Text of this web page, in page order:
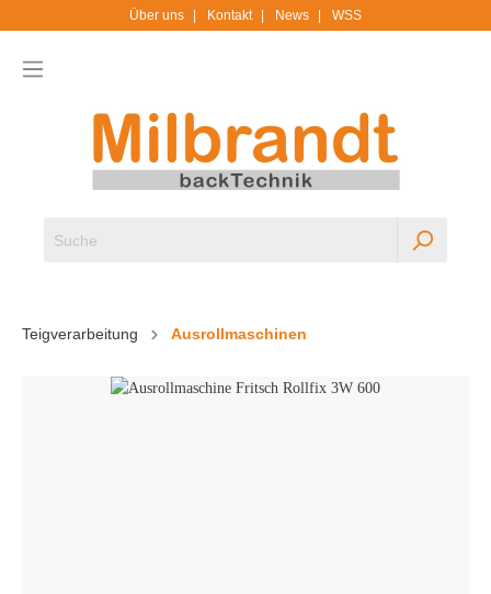
Über uns Kontakt News WSS
Teigverarbeitung Ausrollmaschinen